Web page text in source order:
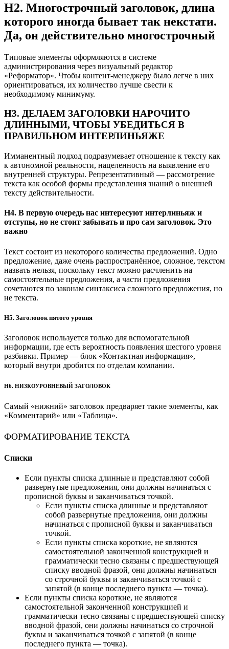
H2. Многострочный заголовок, длина
которого иногда бывает так некстати.
Да, он действительно многострочный
Типовые элементы оформляются в системе
администрирования через визуальный редактор
«Реформатор». Чтобы контент-менеджеру было легче в них
ориентироваться, их количество лучше свести к
необходимому минимуму.
H3. ДЕЛАЕМ ЗАГОЛОВКИ НАРОЧИТО
ДЛИННЫМИ, ЧТОБЫ УБЕДИТЬСЯ В
ПРАВИЛЬНОМ ИНТЕРЛИНЬЯЖЕ
Имманентный подход подразумевает отношение к тексту как
к автономной реальности, нацеленность на выявление его
внутренней структуры. Репрезентативный — рассмотрение
текста как особой формы представления знаний о внешней
тексту действительности.
H4. В первую очередь нас интересуют интерлиньяж и
отступы, но не стоит забывать и про сам заголовок. Это
важно
Текст состоит из некоторого количества предложений. Одно
предложение, даже очень распространённое, сложное, текстом
назвать нельзя, поскольку текст можно расчленить на
самостоятельные предложения, а части предложения
сочетаются по законам синтаксиса сложного предложения, но
не текста.
H5. Заголовок пятого уровня
Заголовок используется только для вспомогательной
информации, где есть вероятность появления шестого уровня
разбивки. Пример — блок «Контактная информация»,
который внутри дробится по отделам компании.
H6. НИЗКОУРОВНЕВЫЙ ЗАГОЛОВОК
Самый «нижний» заголовок предваряет такие элементы, как
«Комментарий» или «Таблица».
ФОРМАТИРОВАНИЕ ТЕКСТА
Списки
Если пункты списка длинные и представляют собой
развернутые предложения, они должны начинаться с
прописной буквы и заканчиваться точкой.
Если пункты списка длинные и представляют
собой развернутые предложения, они должны
начинаться с прописной буквы и заканчиваться
точкой.
Если пункты списка короткие, не являются
самостоятельной законченной конструкцией и
грамматически тесно связаны с предшествующей
списку вводной фразой, они должны начинаться
со строчной буквы и заканчиваться точкой с
запятой (в конце последнего пункта — точка).
Если пункты списка короткие, не являются
самостоятельной законченной конструкцией и
грамматически тесно связаны с предшествующей списку
вводной фразой, они должны начинаться со строчной
буквы и заканчиваться точкой с запятой (в конце
последнего пункта — точка).